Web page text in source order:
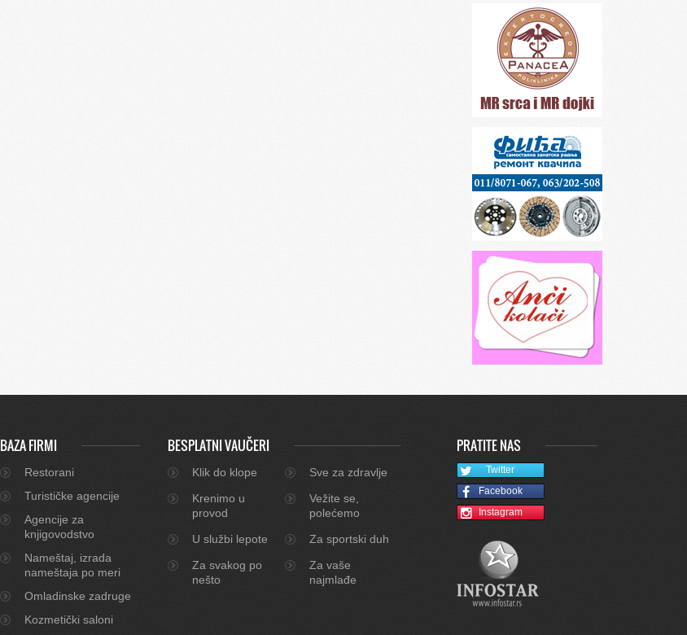
BAZA FIRMI
Restorani
Turističke agencije
Agencije za
knjigovodstvo
Nameštaj, izrada
nameštaja po meri
Omladinske zadruge
Kozmetički saloni
BESPLATNI VAUČERI
Klik do klope
Sve za zdravlje
Krenimo u
provod
Vežite se,
polećemo
U službi lepote
Za sportski duh
Za svakog po
nešto
Za vaše
najmlađe
PRATITE NAS
Twitter
Facebook
Instagram